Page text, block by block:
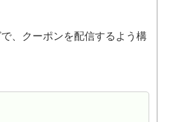
、クーポンを配信するよう構